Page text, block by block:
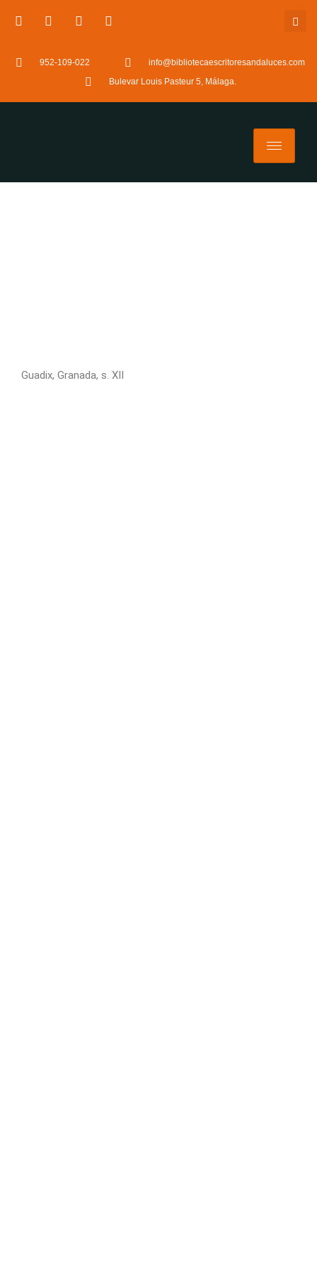
952-109-022
info@bibliotecaescritoresandaluces.com
Bulevar Louis Pasteur 5, Málaga.
Guadix, Granada, s. XII